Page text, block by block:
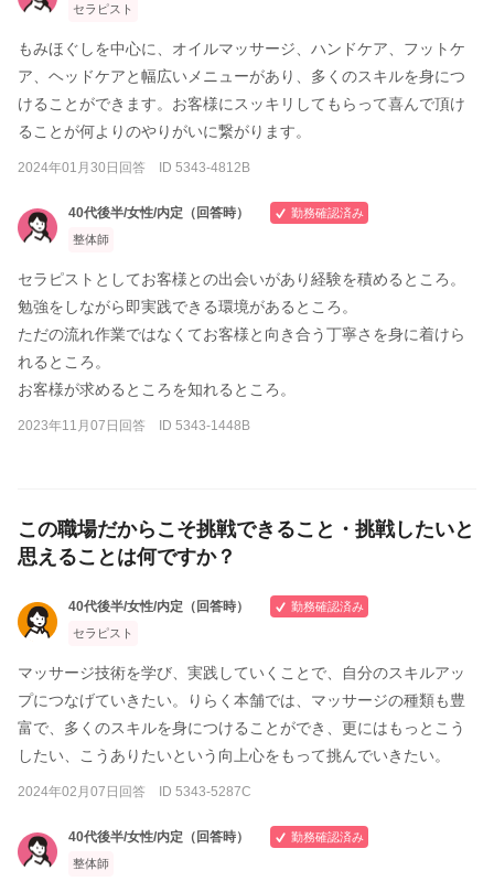
セラピスト
もみほぐしを中心に、オイルマッサージ、ハンドケア、フットケ
ア、ヘッドケアと幅広いメニューがあり、多くのスキルを身につ
けることができます。お客様にスッキリしてもらって喜んで頂け
ることが何よりのやりがいに繋がります。
2024年01月30日回答 ID 5343-4812B
40代後半/女性/内定（回答時）
勤務確認済み
整体師
セラピストとしてお客様との出会いがあり経験を積めるところ。
勉強をしながら即実践できる環境があるところ。
ただの流れ作業ではなくてお客様と向き合う丁寧さを身に着けら
れるところ。
お客様が求めるところを知れるところ。
2023年11月07日回答 ID 5343-1448B
この職場だからこそ挑戦できること・挑戦したいと
思えることは何ですか？
40代後半/女性/内定（回答時）
勤務確認済み
セラピスト
マッサージ技術を学び、実践していくことで、自分のスキルアッ
プにつなげていきたい。りらく本舗では、マッサージの種類も豊
富で、多くのスキルを身につけることができ、更にはもっとこう
したい、こうありたいという向上心をもって挑んでいきたい。
2024年02月07日回答 ID 5343-5287C
40代後半/女性/内定（回答時）
勤務確認済み
整体師